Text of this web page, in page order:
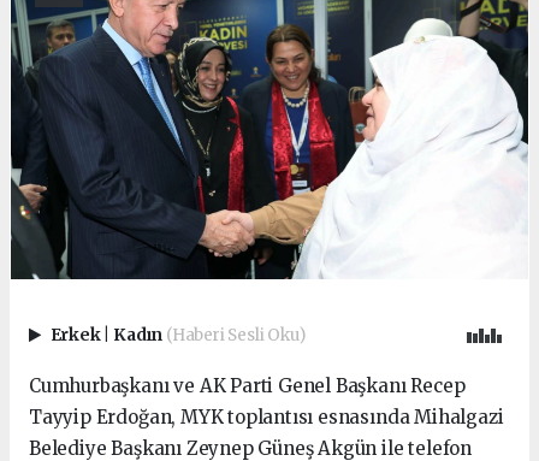
Erkek Kadın (Haberi Sesli Oku)
Cumhurbaşkanı ve AK Parti Genel Başkanı Recep
Tayyip Erdoğan, MYK toplantısı esnasında Mihalgazi
Belediye Başkanı Zeynep Güneş Akgün ile telefon